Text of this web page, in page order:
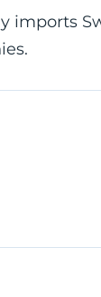
imports